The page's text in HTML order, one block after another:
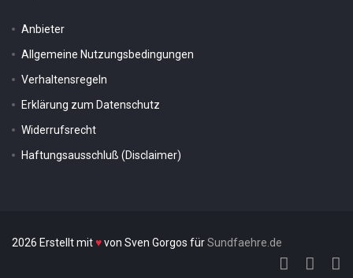
Anbieter
Allgemeine Nutzungsbedingungen
Verhaltensregeln
Erklärung zum Datenschutz
Widerrufsrecht
Haftungsausschluß (Disclaimer)
2026 Erstellt mit♥von Sven Gorgos fürSundfaehre.de